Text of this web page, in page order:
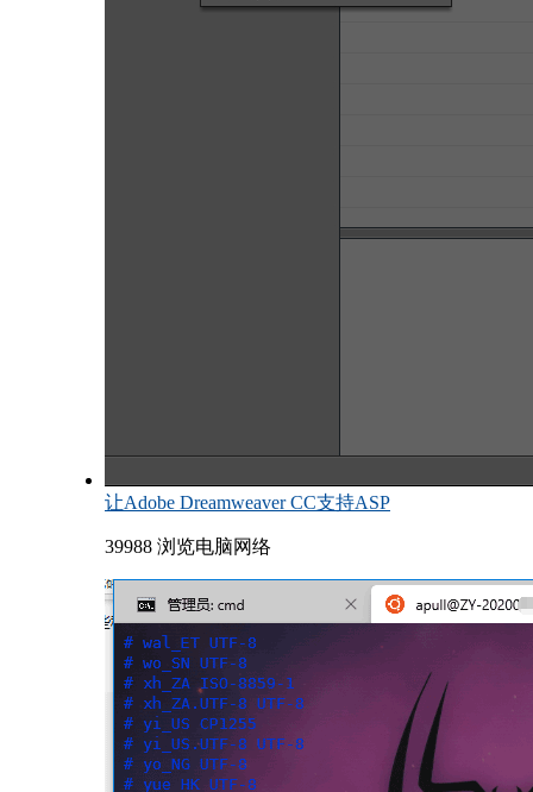
让Adobe Dreamweaver CC支持ASP
39988 浏览电脑网络